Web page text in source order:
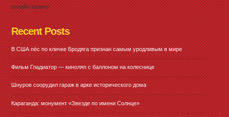
онлайн казино
Recent Posts
В США пёс по кличке Бродяга признан самым уродливым в мире
Фильм Гладиатор — киноляп с баллоном на колеснице
Шнуров соорудил гараж в арке исторического дома
Караганда: монумент «Звезде по имени Солнце»